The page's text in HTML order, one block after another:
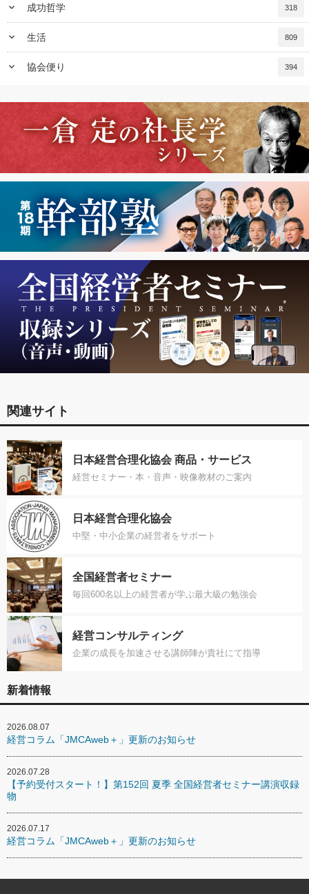
keyboard_arrow_down 成功哲学 318
keyboard_arrow_down 生活 809
keyboard_arrow_down 協会便り 394
関連サイト
日本経営合理化協会 商品・サービス
経営セミナー・本・音声・映像教材のご案内
日本経営合理化協会
中堅・中小企業の経営者をサポート
全国経営者セミナー
毎回600名以上の経営者が学ぶ最大級の勉強会
経営コンサルティング
企業の成長を加速させる講師陣が貴社にて指導
新着情報
2026.08.07
経営コラム「JMCAweb＋」更新のお知らせ
2026.07.28
【予約受付スタート！】第152回 夏季 全国経営者セミナー講演収録
物
2026.07.17
経営コラム「JMCAweb＋」更新のお知らせ